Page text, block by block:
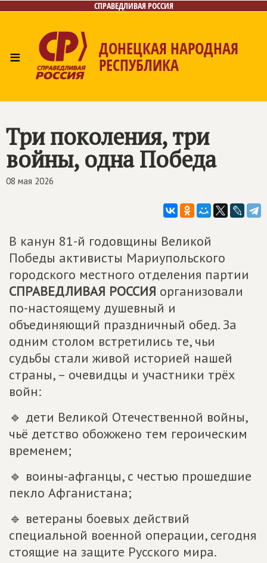
СПРАВЕДЛИВАЯ РОССИЯ
≡ ДОНЕЦКАЯ НАРОДНАЯ
РЕСПУБЛИКА
Три поколения, три
войны, одна Победа
08 мая 2026
В канун 81-й годовщины Великой
Победы активисты Мариупольского
городского местного отделения партии
СПРАВЕДЛИВАЯ РОССИЯ организовали
по-настоящему душевный и
объединяющий праздничный обед. За
одним столом встретились те, чьи
судьбы стали живой историей нашей
страны, – очевидцы и участники трёх
войн:
🔹 дети Великой Отечественной войны,
чьё детство обожжено тем героическим
временем;
🔹 воины-афганцы, с честью прошедшие
пекло Афганистана;
🔹 ветераны боевых действий
специальной военной операции, сегодня
стоящие на защите Русского мира.